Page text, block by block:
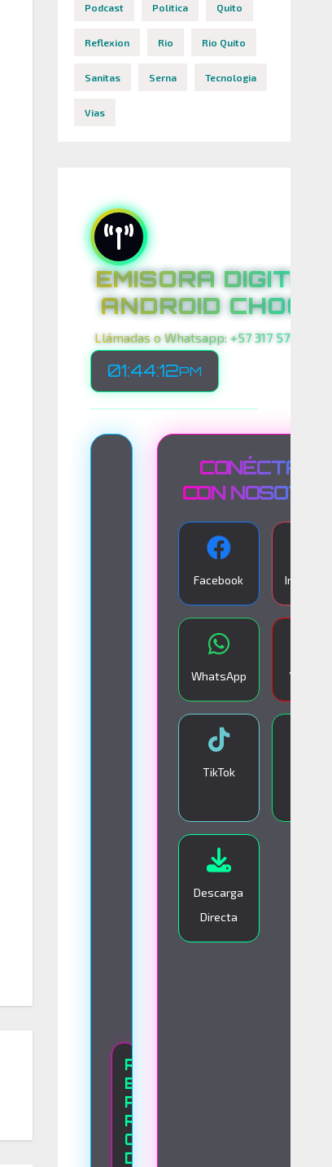
Podcast Politica Quito
Reflexion Rio Rio Quito
Sanitas Serna Tecnologia
Vias
EMISORA DIGITAL
ANDROID CHOCO
Llámadas o Whatsapp: +57 317 575 00 21
01:44:13PM
R
E
P
R
O
D
CONÉCTATE
CON
Facebook
WhatsApp YouTube
TikTok
Descarga
Directa